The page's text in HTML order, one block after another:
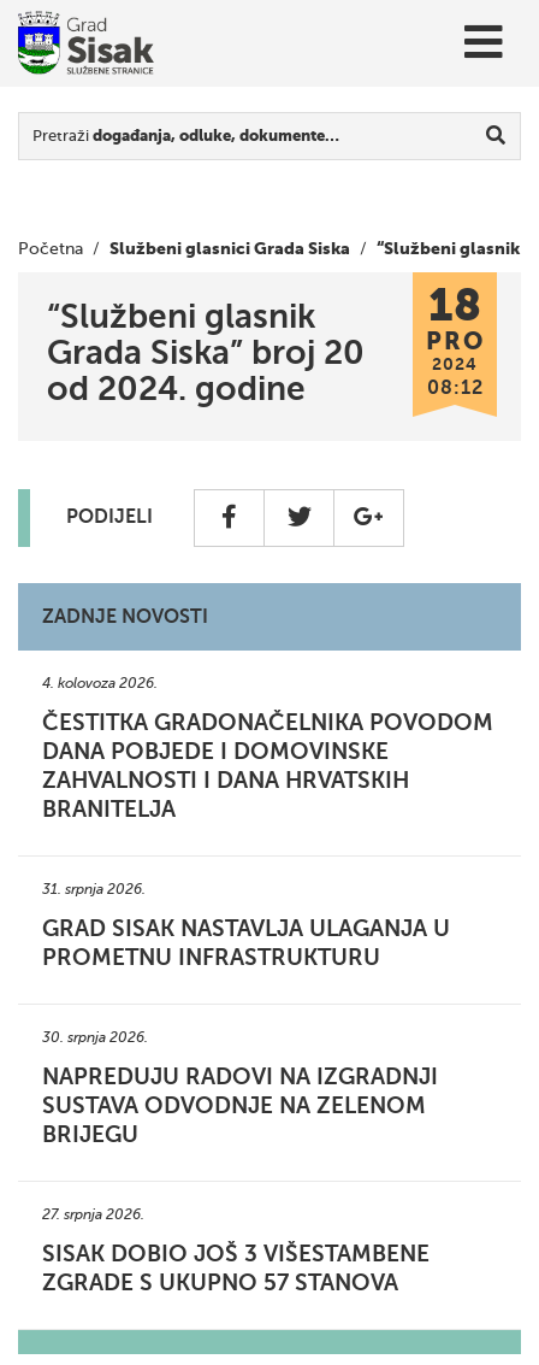
Pretraži događanja, odluke, dokumente…
Početna / Službeni glasnici Grada Siska / “Službeni glasnik
“Službeni glasnik
Grada Siska” broj 20
od 2024. godine
18
PRO
2024
08:12
PODIJELI
ZADNJE NOVOSTI
4. kolovoza 2026.
ČESTITKA GRADONAČELNIKA POVODOM
DANA POBJEDE I DOMOVINSKE
ZAHVALNOSTI I DANA HRVATSKIH
BRANITELJA
31. srpnja 2026.
GRAD SISAK NASTAVLJA ULAGANJA U
PROMETNU INFRASTRUKTURU
30. srpnja 2026.
NAPREDUJU RADOVI NA IZGRADNJI
SUSTAVA ODVODNJE NA ZELENOM
BRIJEGU
27. srpnja 2026.
SISAK DOBIO JOŠ 3 VIŠESTAMBENE
ZGRADE S UKUPNO 57 STANOVA